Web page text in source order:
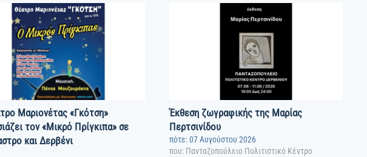
Μαριονέτας «Γκότση»
τον «Μικρό Πρίγκιπα» σε
και Δερβένι
Έκθεση ζωγραφικής της Μαρίας
Περτσινίδου
πότε: 07 Αυγούστου 2026
που: Πανταζοπούλειο Πολιτιστικό Κέντρο